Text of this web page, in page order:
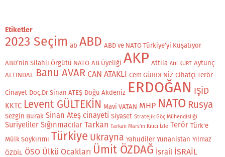
Etiketler
2023 Seçim ab ABD ABD ve NATO Türkiye’yi Kuşatıyor
ABD’nin Silahlı Örgütü NATO AB Üyeliği AKP Attila Atıl KURT Aytunç
ALTINDAL Banu AVAR CAN ATAKLI Cem GÜRDENİZ Cihatçı Terör
Cinayet Doç.Dr Sinan ATEŞ Doğu Akdeniz ERDOĞAN IŞİD
KKTC Levent GÜLTEKİN Mavi VATAN MHP NATO Rusya
Sezgin Burak Sinan Ateş cinayeti Siyaset Stratejik Göç Mühendisliği
Suriyeliler Sığınmacılar Tarkan Tarkan Mars'ın Kılıcı İzle Terör Türk'e
Mülk Soykırımı Türkiye Ukrayna Yahudiler Yunanistan Yılmaz
ÖZDİL ÖSO Ülkü Ocakları Ümit ÖZDAĞ İsrail İSRAİL